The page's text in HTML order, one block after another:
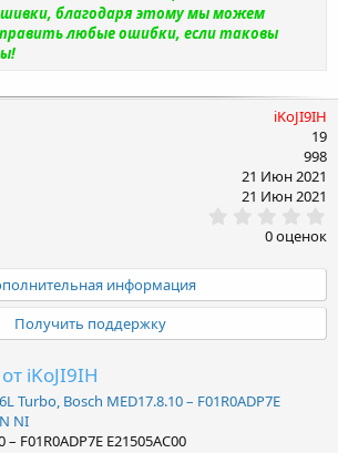
благодаря этому мы можем
любые ошибки, если таковы
iKoJI9IH
19
998
21 Июн 2021
21 Июн 2021
.
0
0
в
ё
0 оценок
информация
Получить поддержку
iKoJI9IH
Turbo, Bosch MED17.8.10 – F01R0ADP7E
NI
– F01R0ADP7E E21505AC00